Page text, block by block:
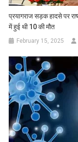
प्रयागराज सड़क हादसे पर
में हुई थी 10 की मौत
February 15, 2025